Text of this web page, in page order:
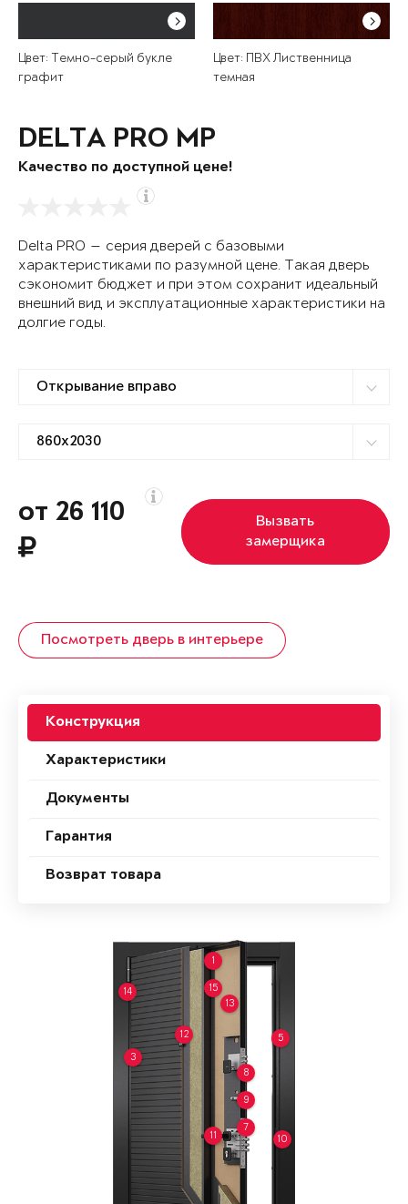
Цвет: Темно-серый букле
графит
Цвет: ПВХ Лиственница
темная
DELTA PRO MP
Качество по доступной цене!
Delta PRO — серия дверей с базовыми
характеристиками по разумной цене. Такая дверь
сэкономит бюджет и при этом сохранит идеальный
внешний вид и эксплуатационные характеристики на
долгие годы.
от 26 110
Вызвать
замерщика
Посмотреть дверь в интерьере
Конструкция
Характеристики
Документы
Гарантия
Возврат товара
1
3
5
7
8
9
10
11
12
13
14 15